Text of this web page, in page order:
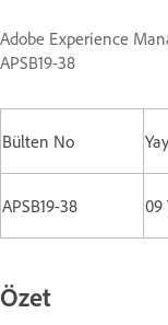
Adobe Experience
APSB19-38
Bülten No
APSB19-38 09
Özet